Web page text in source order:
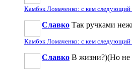
Камбэк Ломаченко: с кем следующий
Славко Так ручками
Камбэк Ломаченко: с кем следующий
Славко В жизни?)(Но не